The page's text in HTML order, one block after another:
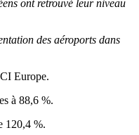
ont retrouvé leur niveau
des aéroports dans
Europe.
à 88,6 %.
120,4 %.